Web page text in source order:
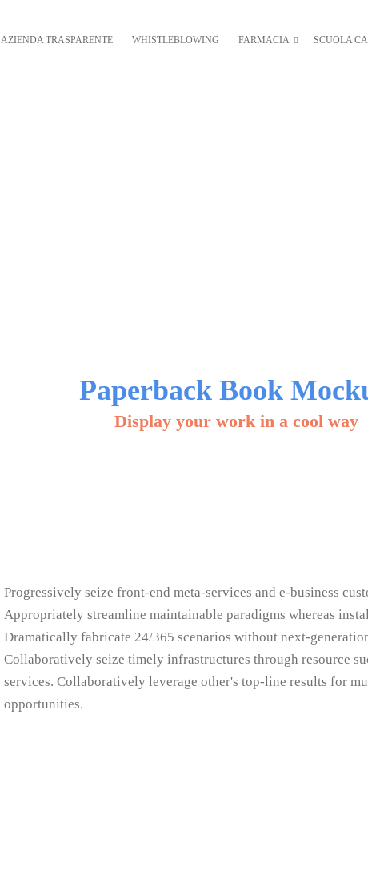
AZIENDA TRASPARENTE WHISTLEBLOWING FARMACIA SCUOLA
Paperback Book
Display your work in a cool way
Progressively seize front-end meta-services and e-business
Appropriately streamline maintainable paradigms whereas
Dramatically fabricate 24/365 scenarios without next-
Collaboratively seize timely infrastructures through resource
services. Collaboratively leverage other's top-line results for
opportunities.